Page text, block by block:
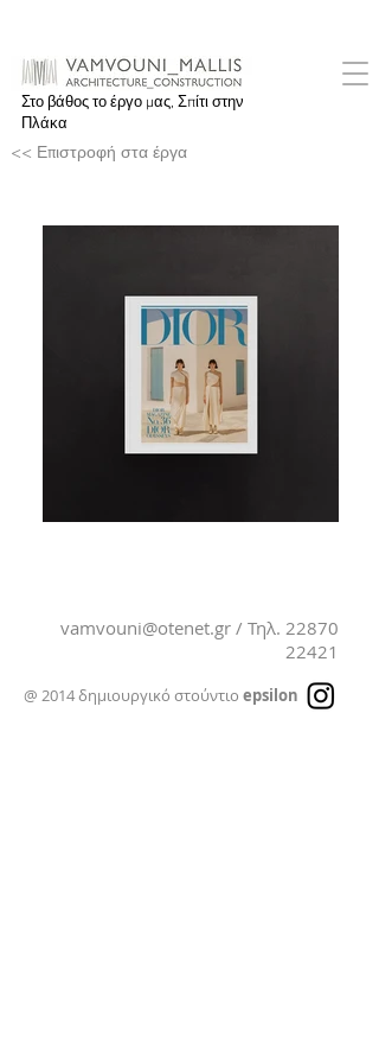
Περιοδικό DIOR Νο. 36
Στο βάθος το έργο μας, Σπίτι στην
Πλάκα
<< Επιστροφή στα έργα
vamvouni@otenet.gr / Τηλ. 22870
22421
@ 2014 δημιουργικό στούντιο epsilon